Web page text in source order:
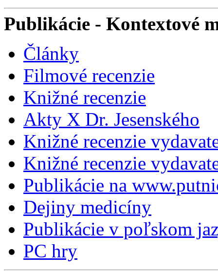
Publikácie - Kontextové
Články
Filmové recenzie
Knižné recenzie
Akty X Dr. Jesenského
Knižné recenzie
Knižné recenzie
Publikácie na
Dejiny medicíny
Publikácie v poľskom
PC hry